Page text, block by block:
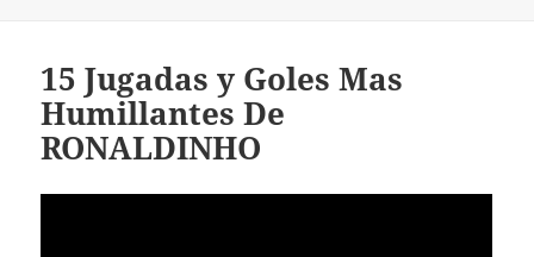
15 Jugadas y Goles Mas
Humillantes De
RONALDINHO